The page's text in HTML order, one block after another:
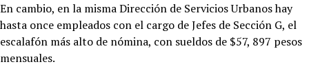
En cambio, en la misma Dirección de Servicios Urbanos hay
hasta once empleados con el cargo de Jefes de Sección G, el
escalafón más alto de nómina, con sueldos de $57, 897 pesos
mensuales.